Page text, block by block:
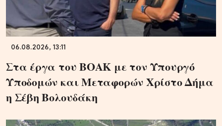
06.08.2026, 13:11
Στα έργα του ΒΟΑΚ με τον Υπουργό
Υποδομών και Μεταφορών Χρίστο Δήμα
η Σέβη Βολουδάκη